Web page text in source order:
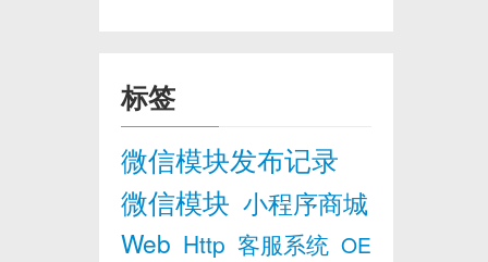
标签
微信模块发布记录
微信模块 小程序商城
Web Http 客服系统 OE